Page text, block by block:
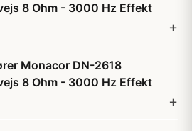
8 Ohm - 3000 Hz Effekt
Monacor DN-2618
8 Ohm - 3000 Hz Effekt